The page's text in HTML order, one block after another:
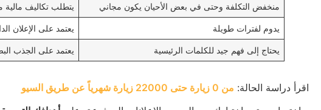
منخفض التكلفة وحتى في بعض الأحيان يكون مجاني يتطلب تكاليف مالية
يدوم لفترات طويلة يعتمد على الإعلان
يحتاج إلى فهم جيد للكلمات الرئيسية يعتمد على الجذب
اقرأ دراسة الحالة: من 0 زيارة حتى 22000 زيارة شهرياً عن طريق السيو